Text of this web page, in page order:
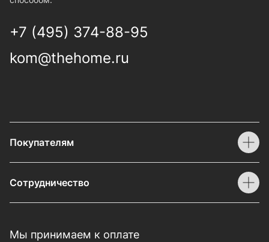
+7 (495) 374-88-95
kom@thehome.ru
Покупателям
Сотрудничество
Мы принимаем к оплате